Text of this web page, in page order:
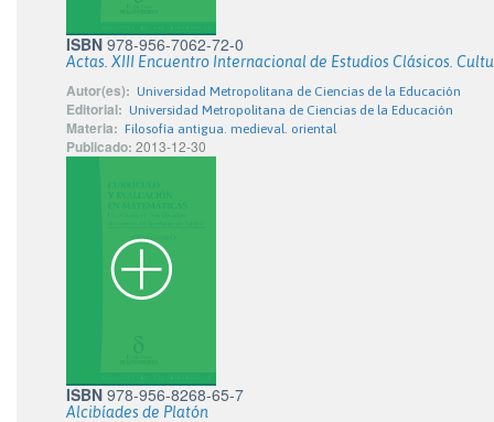
ISBN 978-956-7062-72-0
Actas. XIII Encuentro Internacional de Estudios Clásicos.
Autor(es): Universidad Metropolitana de Ciencias de la Educación
Editorial: Universidad Metropolitana de Ciencias de la Educación
Materia: Filosofía antigua. medieval. oriental
Publicado: 2013-12-30
ISBN 978-956-8268-65-7
Alcibíades de Platón